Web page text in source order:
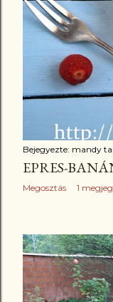
Bejegyezte: mandy
EPRES-
Megosztás 1